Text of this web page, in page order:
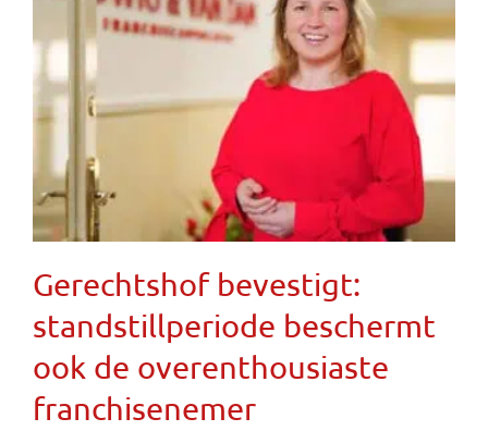
Gerechtshof bevestigt:
standstillperiode beschermt
ook de overenthousiaste
franchisenemer